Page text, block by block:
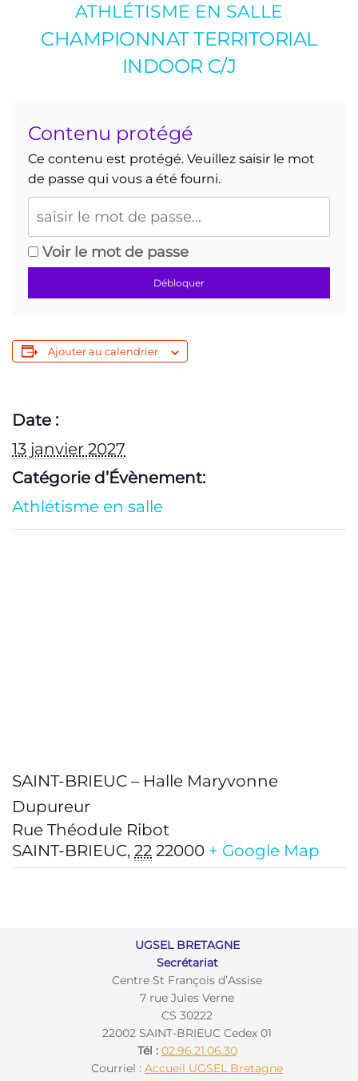
ATHLÉTISME EN SALLE
CHAMPIONNAT TERRITORIAL
INDOOR C/J
Contenu protégé
Ce contenu est protégé. Veuillez saisir le mot
de passe qui vous a été fourni.
Voir le mot de passe
Débloquer
Ajouter au calendrier
Date :
13 janvier 2027
Catégorie d’Évènement:
Athlétisme en salle
SAINT-BRIEUC – Halle Maryvonne
Dupureur
Rue Théodule Ribot
SAINT-BRIEUC, 22 22000 + Google Map
UGSEL BRETAGNE
Secrétariat
Centre St François d’Assise
7 rue Jules Verne
CS 30222
22002 SAINT-BRIEUC Cedex 01
Tél : 02.96.21.06.30
Courriel : Accueil UGSEL Bretagne